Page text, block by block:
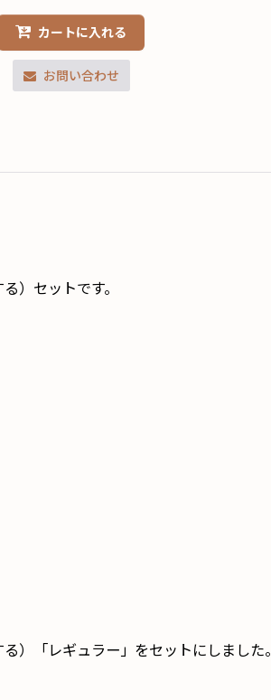
カートに入れる
お問い合わせ
）セットです。
）「レギュラー」をセットにしました。